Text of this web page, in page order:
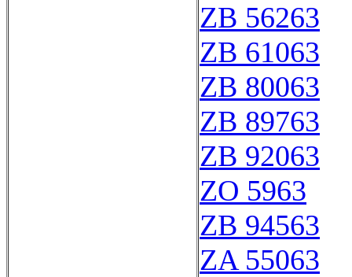
ZB 56263
ZB 61063
ZB 80063
ZB 89763
ZB 92063
ZO 5963
ZB 94563
ZA 55063